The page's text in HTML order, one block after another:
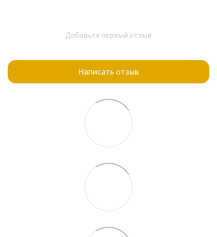
Добавьте первый отзыв
Написать отзыв